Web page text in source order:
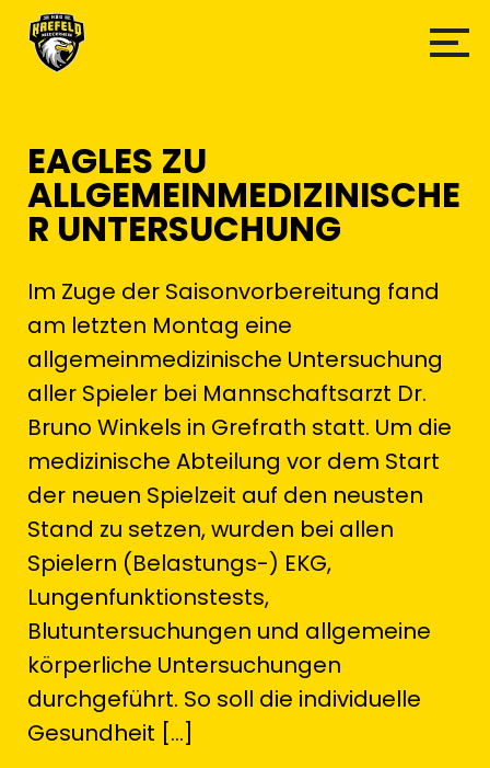
EAGLES ZU
ALLGEMEINMEDIZINISCHE
R UNTERSUCHUNG
Im Zuge der Saisonvorbereitung fand
am letzten Montag eine
allgemeinmedizinische Untersuchung
aller Spieler bei Mannschaftsarzt Dr.
Bruno Winkels in Grefrath statt. Um die
medizinische Abteilung vor dem Start
der neuen Spielzeit auf den neusten
Stand zu setzen, wurden bei allen
Spielern (Belastungs-) EKG,
Lungenfunktionstests,
Blutuntersuchungen und allgemeine
körperliche Untersuchungen
durchgeführt. So soll die individuelle
Gesundheit […]